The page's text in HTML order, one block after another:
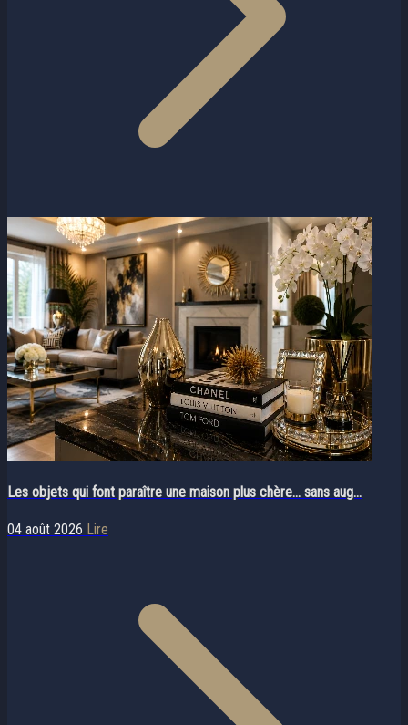
Les objets qui font paraître une maison plus chère… sans aug...
04 août 2026 Lire